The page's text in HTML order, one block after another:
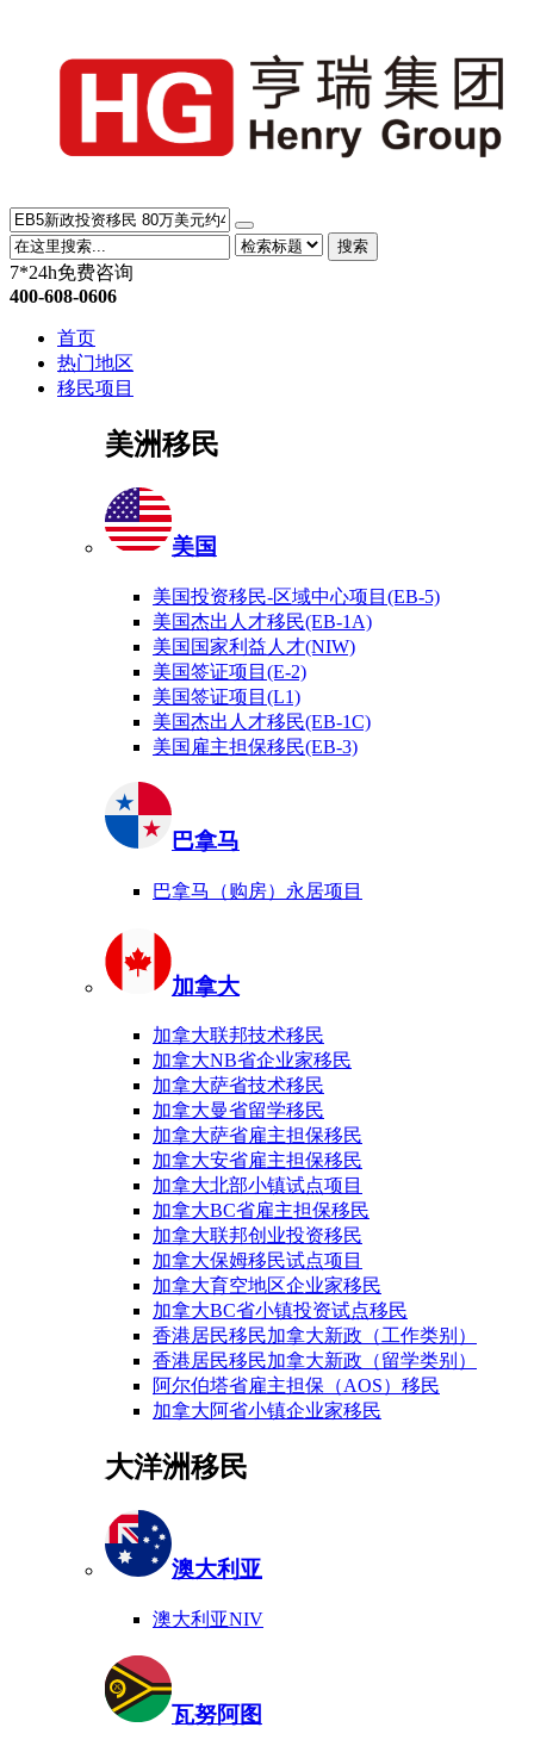
搜索
7*24h免费咨询
400-608-0606
首页
热门地区
移民项目
美洲移民
美国
美国投资移民-区域中心项目(EB-5)
美国杰出人才移民(EB-1A)
美国国家利益人才(NIW)
美国签证项目(E-2)
美国签证项目(L1)
美国杰出人才移民(EB-1C)
美国雇主担保移民(EB-3)
巴拿马
巴拿马（购房）永居项目
加拿大
加拿大联邦技术移民
加拿大NB省企业家移民
加拿大萨省技术移民
加拿大曼省留学移民
加拿大萨省雇主担保移民
加拿大安省雇主担保移民
加拿大北部小镇试点项目
加拿大BC省雇主担保移民
加拿大联邦创业投资移民
加拿大保姆移民试点项目
加拿大育空地区企业家移民
加拿大BC省小镇投资试点移民
香港居民移民加拿大新政（工作类别）
香港居民移民加拿大新政（留学类别）
阿尔伯塔省雇主担保（AOS）移民
加拿大阿省小镇企业家移民
大洋洲移民
澳大利亚
澳大利亚NIV
瓦努阿图